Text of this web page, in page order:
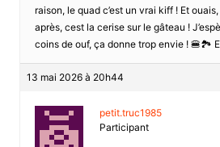
raison, le quad c’est un vrai kiff ! Et
après, cest la cerise sur le gâteau !
coins de ouf, ça donne trop envie ! 🍔🏞️
13 mai 2026 à 20h44
petit.truc1985
Participant